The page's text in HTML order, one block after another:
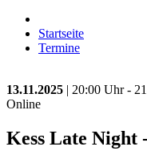
Startseite
Termine
13.11.2025 | 20:00 Uhr -
Online
Kess Late Night